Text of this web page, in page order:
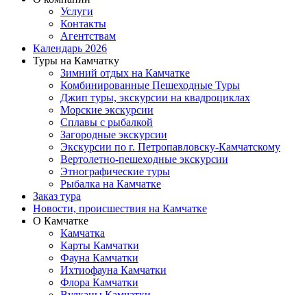
Услуги
Контакты
Агентствам
Календарь 2026
Туры на Камчатку
Зимний отдых на Камчатке
Комбинированные Пешеходные Туры
Джип туры, экскурсии на квадроциклах
Морские экскурсии
Сплавы с рыбалкой
Загородные экскурсии
Экскурсии по г. Петропавловску-Камчатскому
Вертолетно-пешеходные экскурсии
Этнографические туры
Рыбалка на Камчатке
Заказ тура
Новости, происшествия на Камчатке
О Камчатке
Камчатка
Карты Камчатки
Фауна Камчатки
Ихтиофауна Камчатки
Флора Камчатки